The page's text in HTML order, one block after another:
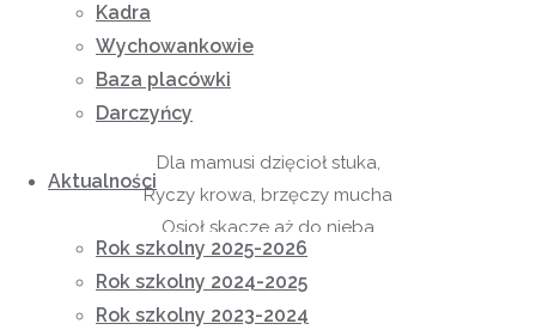
Kadra
Wychowankowie
Baza placówki
Darczyńcy
Aktualności
Rok szkolny 2025-2026
Rok szkolny 2024-2025
Rok szkolny 2023-2024
Wszystkich, które są na świecie
Małe, duże i średniaki
Wszystkim mamom ślą buziaki.
Dla mamusi dzięcioł stuka,
Ryczy krowa, brzęczy mucha
Osioł skacze aż do nieba
Każdą mamę kochać trzeba.
Dla mamusi dzięcioł stuka,
Ryczy krowa, brzęczy mucha